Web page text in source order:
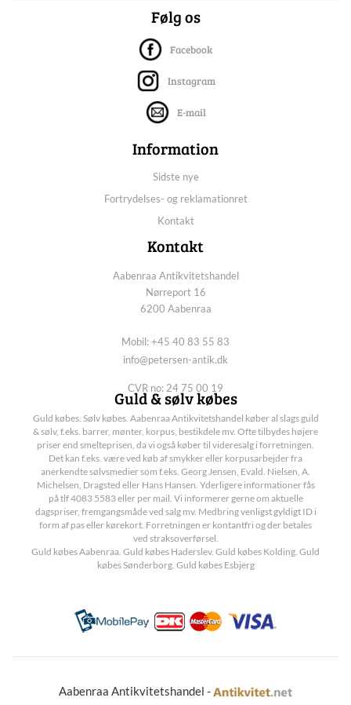
Følg os
Facebook
Instagram
E-mail
Information
Sidste nye
Fortrydelses- og reklamationret
Kontakt
Kontakt
Aabenraa Antikvitetshandel
Nørreport 16
6200 Aabenraa
Mobil: +45 40 83 55 83
info@petersen-antik.dk
CVR no: 24 75 00 19
Guld & sølv købes
Guld købes. Sølv købes. Aabenraa Antikvitetshandel køber al slags guld
& sølv, f.eks. barrer, mønter, korpus, bestikdele mv. Ofte tilbydes højere
priser end smelteprisen, da vi også køber til videresalg i forretningen.
Det kan f.eks. være ved køb af smykker eller korpusarbejder fra
anerkendte sølvsmedier som f.eks. Georg Jensen, Evald. Nielsen, A.
Michelsen, Dragsted eller Hans Hansen. Yderligere informationer fås
på tlf 4083 5583 eller per mail. Vi informerer gerne om aktuelle
dagspriser, fremgangsmåde ved salg mv. Medbring venligst gyldigt ID i
form af pas eller kørekort. Forretningen er kontantfri og der betales
ved straksoverførsel.
Guld købes Aabenraa. Guld købes Haderslev. Guld købes Kolding. Guld
købes Sønderborg. Guld købes Esbjerg
Aabenraa Antikvitetshandel -